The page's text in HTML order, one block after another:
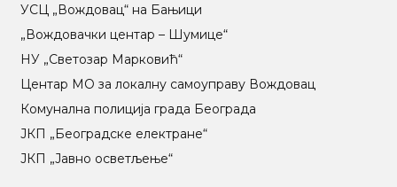
УСЦ „Вождовац“ на Бањици
„Вождовачки центар – Шумице“
НУ „Светозар Марковић“
Центар МO за локалну самоуправу Вождовац
Комунална полиција града Београда
ЈКП „Београдске електране“
ЈКП „Јавно осветљење“